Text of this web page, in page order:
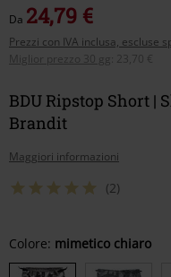
Da 24,79 €
Prezzi con IVA inclusa, escluse
Miglior prezzo 30 gg 23,70 €
BDU Ripstop Short |
Brandit
Maggiori informazioni
(2)
Scegli
la
Colore: mimetico chiaro